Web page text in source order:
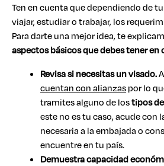
Ten en cuenta que dependiendo de
viajar, estudiar o trabajar, los
Para darte una mejor idea, te
aspectos básicos que debes tener en
Revisa si necesitas un visado.
cuentan con alianzaspor lo
tramites alguno de lostipos
este no es tu caso, acude con
necesaria a la embajada o
encuentre en tu país.
Demuestra capacidad